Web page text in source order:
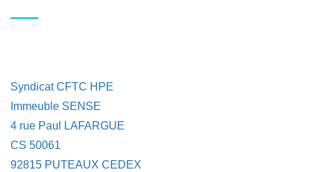
Syndicat CFTC HPE
Immeuble SENSE
4 rue Paul LAFARGUE
CS 50061
92815 PUTEAUX CEDEX